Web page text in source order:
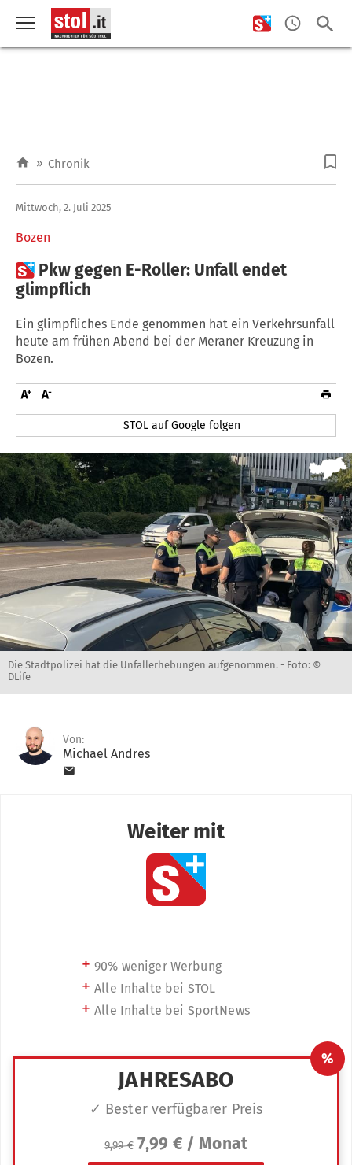
» Chronik
Bozen
Mittwoch, 2. Juli 2025
 Pkw gegen E-Roller: Unfall endet
glimpflich
Ein glimpfliches Ende genommen hat ein Verkehrsunfall
heute am frühen Abend bei der Meraner Kreuzung in
Bozen.
STOL auf Google folgen
Die Stadtpolizei hat die Unfallerhebungen aufgenommen. - Foto: ©
DLife
Von:
Michael Andres